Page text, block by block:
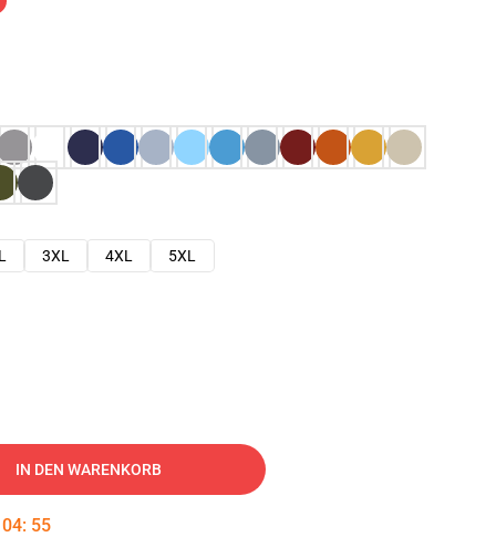
3XL 4XL 5XL
IN DEN WARENKORB
04: 54